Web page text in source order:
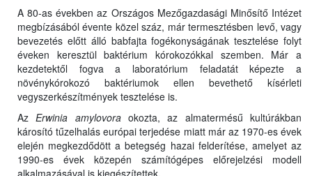
A 80-as években az Országos Mezőgazdasági Minősítő Intézet
megbízásából évente közel száz, már termesztésben levő, vagy
bevezetés előtt álló babfajta fogékonyságának tesztelése folyt
éveken keresztül baktérium kórokozókkal szemben. Már a
kezdetektől fogva a laboratórium feladatát képezte a
növénykórokozó baktériumok ellen bevethető kísérleti
vegyszerkészítmények tesztelése is.
AzErwinia amylovoraokozta, az almatermésű kultúrákban
károsító tűzelhalás európai terjedése miatt már az 1970-es évek
elején megkezdődött a betegség hazai felderítése, amelyet az
1990-es évek közepén számítógépes előrejelzési modell